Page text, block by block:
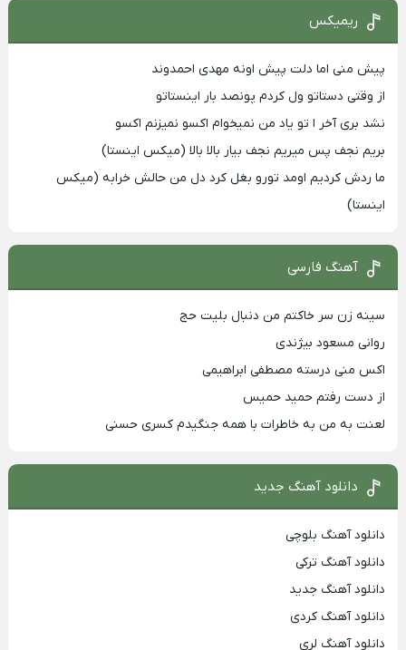
ریمیکس
پیش منی اما دلت پیش اونه مهدی احمدوند
از وقتی دستاتو ول کردم پونصد بار اینستاتو
نشد بری آخر ا تو یاد من نمیخوام اکسو نمیزنم اکسو
بریم نجف پس میریم نجف بیار بالا بالا (میکس اینستا)
ما ردش کردیم اومد تورو بغل کرد دل من حالش خرابه (میکس
اینستا)
آهنگ فارسی
سینه زن سر خاکتم من دنبال بلیت حج
روانی مسعود بیژندی
اکس منی درسته مصطفی ابراهیمی
از دست رفتم حمید حمیس
لعنت به من به خاطرات با همه جنگیدم کسری حسنی
دانلود آهنگ جدید
دانلود آهنگ بلوچی
دانلود آهنگ ترکی
دانلود آهنگ جدید
دانلود آهنگ کردی
دانلود آهنگ لری